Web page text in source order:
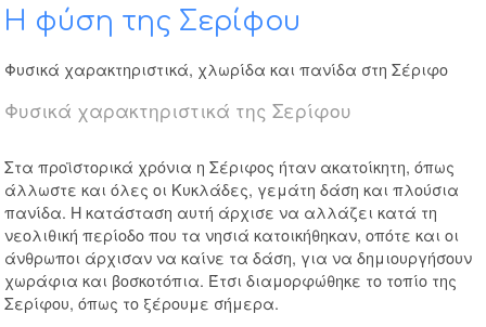
Η φύση της Σερίφου
Φυσικά χαρακτηριστικά, χλωρίδα και πανίδα στη Σέριφο
Φυσικά χαρακτηριστικά της Σερίφου
Στα προϊστορικά χρόνια η Σέριφος ήταν ακατοίκητη, όπως
άλλωστε και όλες οι Κυκλάδες, γεμάτη δάση και πλούσια
πανίδα. Η κατάσταση αυτή άρχισε να αλλάζει κατά τη
νεολιθική περίοδο που τα νησιά κατοικήθηκαν, οπότε και οι
άνθρωποι άρχισαν να καίνε τα δάση, για να δημιουργήσουν
χωράφια και βοσκοτόπια. Έτσι διαμορφώθηκε το τοπίο της
Σερίφου, όπως το ξέρουμε σήμερα.